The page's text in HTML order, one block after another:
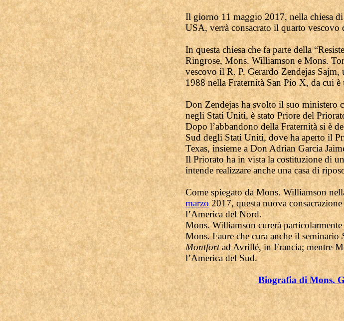
Il giorno 11 maggio 2017, nella chiesa
USA, verrà consacrato il quarto vescovo
In questa chiesa che fa parte della
Ringrose, Mons. Williamson e Mons.
vescovo il R. P. Gerardo Zendejas Sajm,
1988 nella Fraternità San Pio X, da cui
Don Zendejas ha svolto il suo ministero
negli Stati Uniti, è stato Priore del
Dopo l’abbandono della Fraternità si è
Sud degli Stati Uniti, dove ha aperto il
Texas, insieme a Don Adrian Garcia
Il Priorato ha in vista la costituzione di
intende realizzare anche una casa di
Come spiegato da Mons. Williamson
marzo2017, questa nuova
l’America del Nord.
Mons. Williamson curerà particolarmente
Mons. Faure che cura anche il seminario
Montfortad Avrillé, in Francia; mentre
l’America del Sud.
Biografia di Mons.